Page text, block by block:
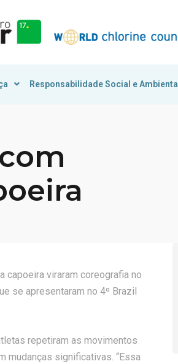
Responsabilidade Social e Ambiental
capoeira viraram coreografia no
se apresentaram no 4º Brazil
repetiram as movimentos
mudanças significativas. “Essa